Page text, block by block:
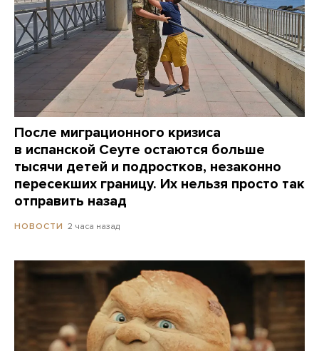
После миграционного кризиса
в испанской Сеуте остаются больше
тысячи детей и подростков, незаконно
пересекших границу. Их нельзя просто так
отправить назад
НОВОСТИ 2 часа назад